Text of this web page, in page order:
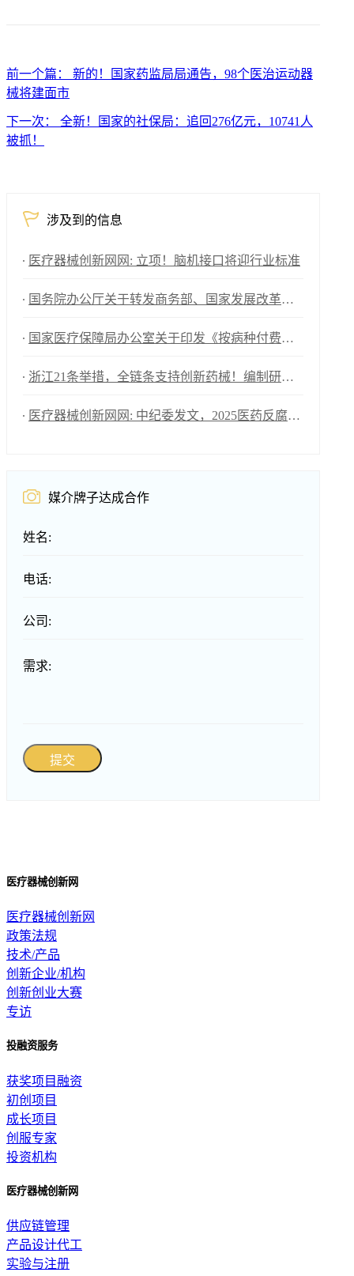
前一个篇： 新的！国家药监局局通告，98个医治运动器
械将建面市
下一次： 全新！国家的社保局：追回276亿元，10741人
被抓！
涉及到的信息
医疗器械创新网网: 立项！脑机接口将迎行业标准
国务院办公厅关于转发商务部、国家发展改革委《2025年稳外资行动方案》的通知
国家医疗保障局办公室关于印发《按病种付费医疗保障经办管理规程（2025版）》的通知
浙江21条举措，全链条支持创新药械！编制研发、应用清单，清单发布1个月内，医院“应配尽配”
医疗器械创新网网: 中纪委发文，2025医药反腐升级
媒介牌子达成合作
姓名:
电话:
公司:
需求:
提交
医疗器械创新网
医疗器械创新网
政策法规
技术/产品
创新企业/机构
创新创业大赛
专访
投融资服务
获奖项目融资
初创项目
成长项目
创服专家
投资机构
医疗器械创新网
供应链管理
产品设计代工
实验与注册